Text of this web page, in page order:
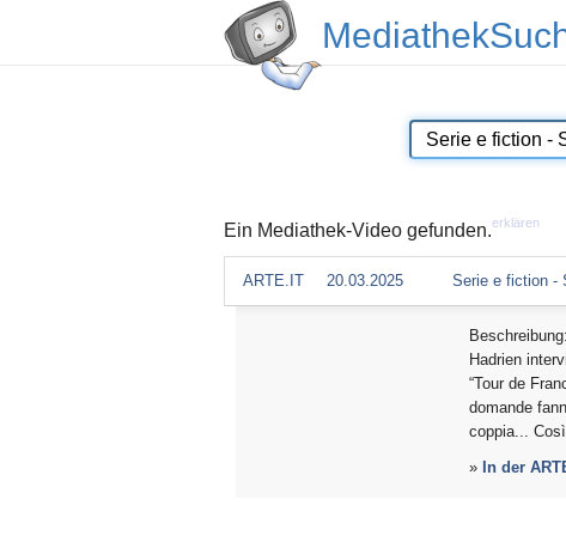
Ein Mediathek-Video gefunden.erklären
ARTE.IT 20.03.2025 Serie e fiction -
Beschreibung:
Hadrien
“Tour de
domande
coppia...
» In der